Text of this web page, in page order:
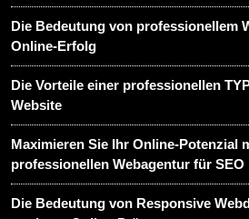
Die Bedeutung von professionellem
Online-Erfolg
Die Vorteile einer professionellen
Website
Maximieren Sie Ihr Online-Potenzial
professionellen Webagentur für SEO
Die Bedeutung von Responsive